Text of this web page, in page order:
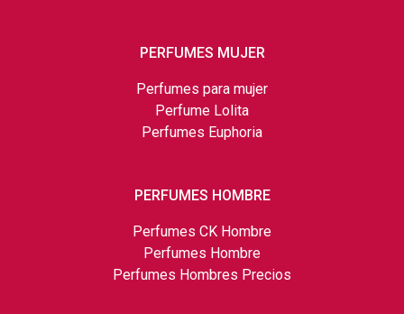
PERFUMES MUJER
Perfumes para mujer
Perfume Lolita
Perfumes Euphoria
PERFUMES HOMBRE
Perfumes CK Hombre
Perfumes Hombre
Perfumes Hombres Precios